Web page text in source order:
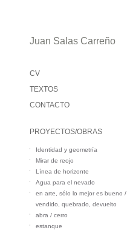
Juan Salas Carreño
CV
TEXTOS
CONTACTO
PROYECTOS/OBRAS
Identidad y geometría
Mirar de reojo
Línea de horizonte
Agua para el nevado
en arte, sólo lo mejor es bueno /
vendido, quebrado, devuelto
abra / cerro
estanque